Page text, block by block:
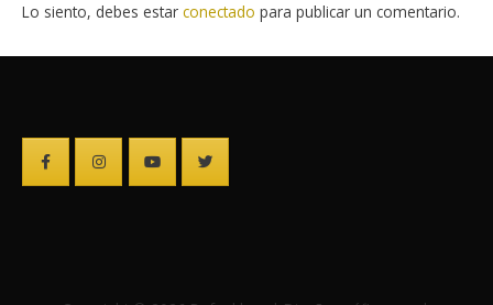
Lo siento, debes estar conectado para publicar un comentario.